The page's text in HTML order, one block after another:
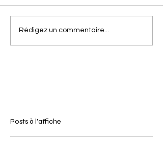
Rédigez un commentaire...
Posts à l'affiche